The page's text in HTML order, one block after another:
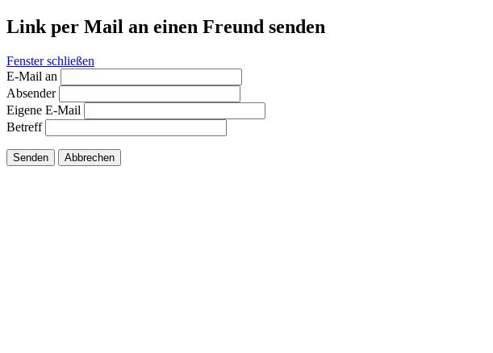
Link per Mail an einen Freund senden
Fenster schließen
E-Mail an
Absender
Eigene E-Mail
Betreff
Senden Abbrechen